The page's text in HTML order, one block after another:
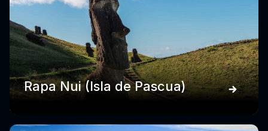
Rapa Nui (Isla de Pascua)